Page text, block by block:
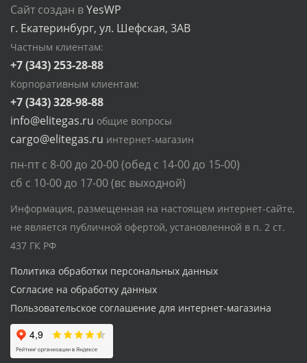
Сайт создан вYesWP
г. Екатеринбург, ул. Шефская, 3АВ
Частным клиентам:
+7 (343) 253-28-88
Корпоративным клиентам:
+7 (343) 328-98-88
info@elitegas.ru общие вопросы
cargo@elitegas.ru интернет-магазин
пн-пт с 8-00 до 20-00 (обед с 14-00 до 15-00)
сб с 10-00 до 17-00 (вс выходной)
Информация, размещенная на настоящем интернет-сайте,
не является публичной офертой, установленной в п. 2 ст.
437 ГК РФ
Политика обработки персональных данных
Согласие на обработку данных
Пользовательское соглашение для интернет-магазина